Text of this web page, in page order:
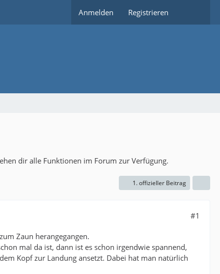
Anmelden Registrieren
dir alle Funktionen im Forum zur Verfügung.
1. offizieller Beitrag
#1
Zaun herangegangen.
mal da ist, dann ist es schon irgendwie spannend,
Kopf zur Landung ansetzt. Dabei hat man natürlich